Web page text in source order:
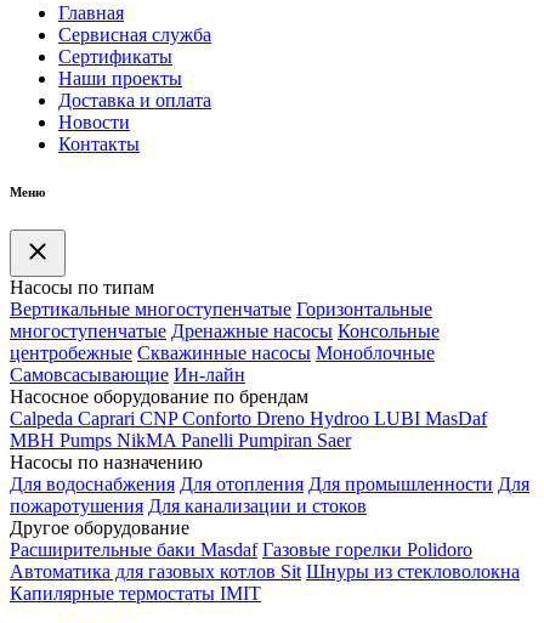
Главная
Сервисная служба
Сертификаты
Наши проекты
Доставка и оплата
Новости
Контакты
Меню
Насосы по типам
Вертикальные многоступенчатые Горизонтальные
многоступенчатые Дренажные насосы Консольные
центробежные Скважинные насосы Моноблочные
Самовсасывающие Ин-лайн
Насосное оборудование по брендам
Calpeda Caprari CNP Conforto Dreno Hydroo LUBI MasDaf
MBH Pumps NikMA Panelli Pumpiran Saer
Насосы по назначению
Для водоснабжения Для отопления Для промышленности Для
пожаротушения Для канализации и стоков
Другое оборудование
Расширительные баки Masdaf Газовые горелки Polidoro
Автоматика для газовых котлов Sit Шнуры из стекловолокна
Капилярные термостаты IMIT